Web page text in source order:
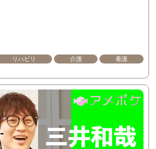
リハビリ 介護
看護